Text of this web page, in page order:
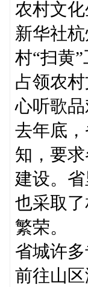
农村文
新华社
村“扫黄
占领农
心听歌品
去年底
知，要
建设。
也采取
繁荣。
省城许
前往山